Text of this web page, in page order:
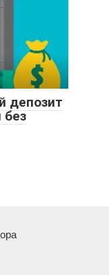
депозит
без